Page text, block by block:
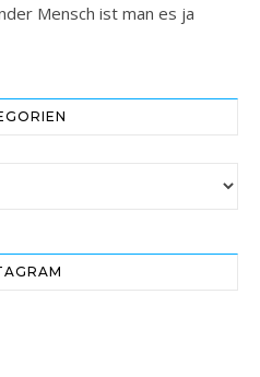
Mensch ist man es ja